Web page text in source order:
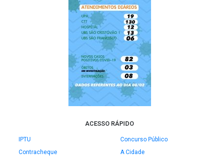
ACESSO RÁPIDO
IPTU
Concurso Público
Contracheque
A Cidade